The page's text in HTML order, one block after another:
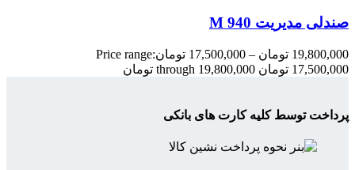
صندلی مدیریت M 940
19,800,000 تومان –
17,500,000 تومانPrice range:
17,500,000 تومان through 19,800,000 تومان
پرداخت توسط کلیه کارت های بانکی